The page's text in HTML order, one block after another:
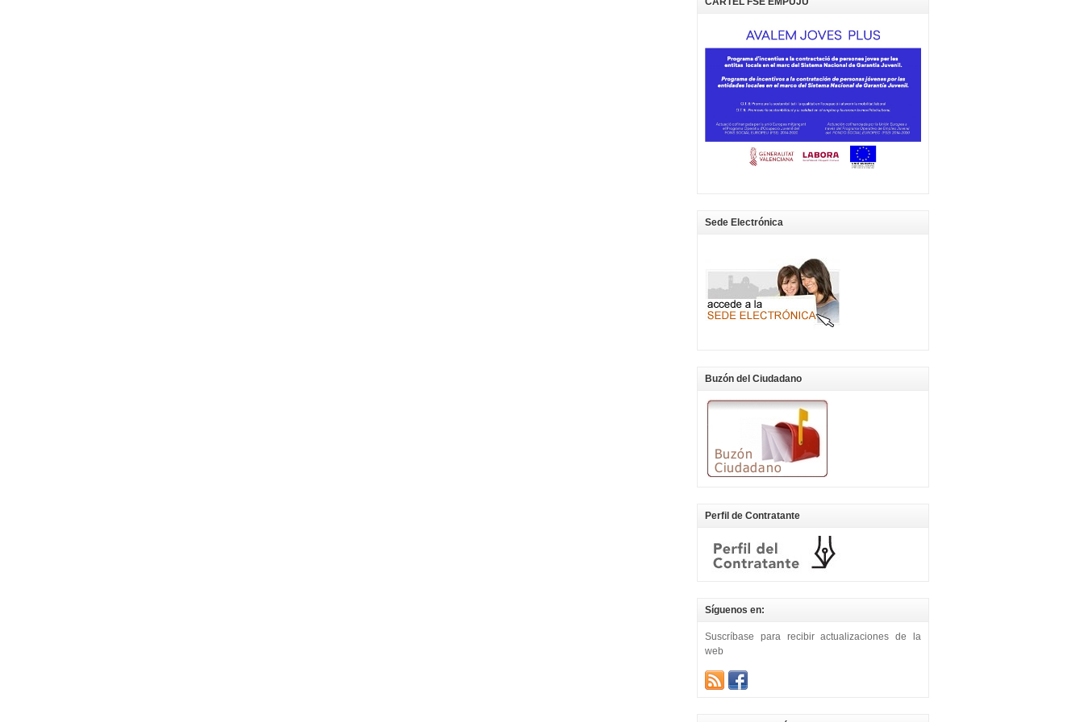
Sede Electrónica
Buzón del Ciudadano
Perfil de Contratante
Síguenos en:
Suscríbase para recibir actualizaciones de la
web